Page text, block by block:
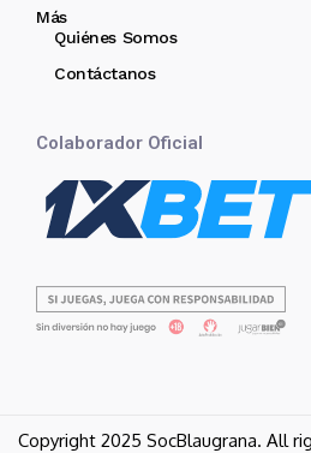
Más
Quiénes Somos
Contáctanos
Colaborador Oficial
Copyright 2025 SocBlaugrana. All